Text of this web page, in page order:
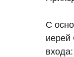
С
иерей